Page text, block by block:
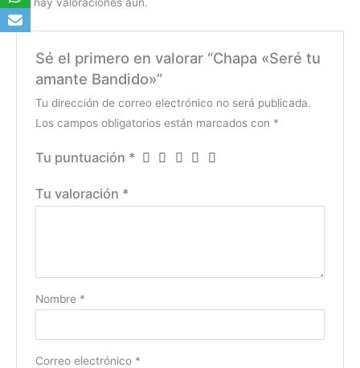
Sé el primero en valorar “Chapa «Seré tu
amante Bandido»”
Tu dirección de correo electrónico no será publicada.
Los campos obligatorios están marcados con *
Tu puntuación *
Tu valoración *
Nombre *
Correo electrónico *